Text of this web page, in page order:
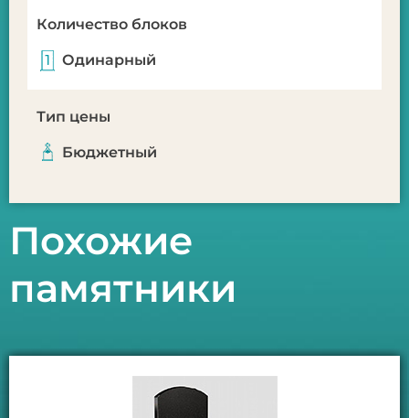
Количество блоков
Одинарный
Тип цены
Бюджетный
Похожие
памятники